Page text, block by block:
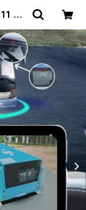
12
DVR
ービ